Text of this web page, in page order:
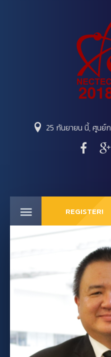
25 กันยายน นี้, ศูนย์
REGISTER!